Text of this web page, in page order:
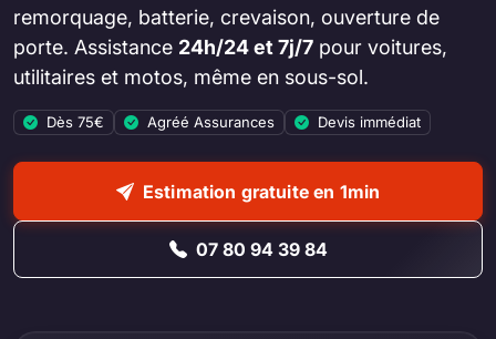
remorquage, batterie, crevaison, ouverture de
porte. Assistance 24h/24 et 7j/7 pour voitures,
utilitaires et motos, même en sous-sol.
Dès 75€ Agréé Assurances Devis immédiat
Estimation gratuite en 1min
07 80 94 39 84